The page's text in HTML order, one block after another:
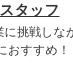
タッフ
挑戦しな
おすすめ！